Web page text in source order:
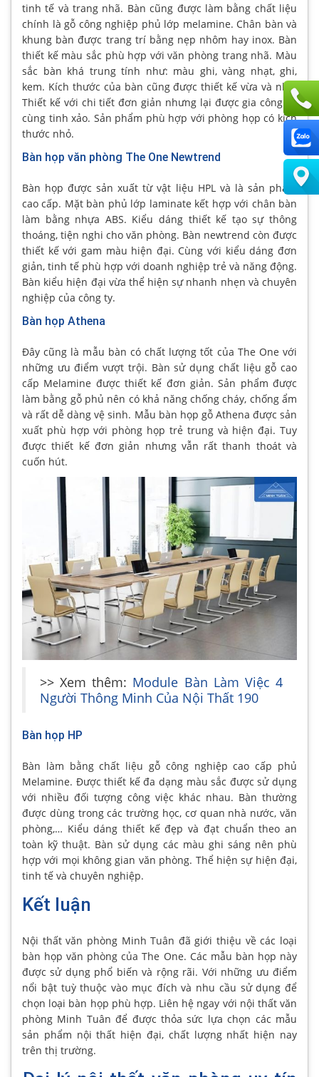
tinh tế và trang nhã. Bàn cũng được làm bằng chất liệu
chính là gỗ công nghiệp phủ lớp melamine. Chân bàn và
khung bàn được trang trí bằng nẹp nhôm hay inox. Bàn
thiết kế màu sắc phù hợp với văn phòng trang nhã. Màu
sắc bàn khá trung tính như: màu ghi, vàng nhạt, ghi,
kem. Kích thước của bàn cũng được thiết kế vừa và nhỏ.
Thiết kế với chi tiết đơn giản nhưng lại được gia công vô
cùng tinh xảo. Sản phẩm phù hợp với phòng họp có kích
thước nhỏ.
Bàn họp văn phòng The One Newtrend
Bàn họp được sản xuất từ vật liệu HPL và là sản phẩm
cao cấp. Mặt bàn phủ lớp laminate kết hợp với chân bàn
làm bằng nhựa ABS. Kiểu dáng thiết kế tạo sự thông
thoáng, tiện nghi cho văn phòng. Bàn newtrend còn được
thiết kế với gam màu hiện đại. Cùng với kiểu dáng đơn
giản, tinh tế phù hợp với doanh nghiệp trẻ và năng động.
Bàn kiểu hiện đại vừa thể hiện sự nhanh nhẹn và chuyên
nghiệp của công ty.
Bàn họp Athena
Đây cũng là mẫu bàn có chất lượng tốt của The One với
những ưu điểm vượt trội. Bàn sử dụng chất liệu gỗ cao
cấp Melamine được thiết kế đơn giản. Sản phẩm được
làm bằng gỗ phủ nên có khả năng chống cháy, chống ẩm
và rất dễ dàng vệ sinh. Mẫu bàn họp gỗ Athena được sản
xuất phù hợp với phòng họp trẻ trung và hiện đại. Tuy
được thiết kế đơn giản nhưng vẫn rất thanh thoát và
cuốn hút.
>> Xem thêm: Module Bàn Làm Việc 4
Người Thông Minh Của Nội Thất 190
Bàn họp HP
Bàn làm bằng chất liệu gỗ công nghiệp cao cấp phủ
Melamine. Được thiết kế đa dạng màu sắc được sử dụng
với nhiều đối tượng công việc khác nhau. Bàn thường
được dùng trong các trường học, cơ quan nhà nước, văn
phòng,… Kiểu dáng thiết kế đẹp và đạt chuẩn theo an
toàn kỹ thuật. Bàn sử dụng các màu ghi sáng nên phù
hợp với mọi không gian văn phòng. Thể hiện sự hiện đại,
tinh tế và chuyên nghiệp.
Kết luận
Nội thất văn phòng Minh Tuân đã giới thiệu về các loại
bàn họp văn phòng của The One. Các mẫu bàn họp này
được sử dụng phổ biến và rộng rãi. Với những ưu điểm
nổi bật tuỳ thuộc vào mục đích và nhu cầu sử dụng để
chọn loại bàn họp phù hợp. Liên hệ ngay với nội thất văn
phòng Minh Tuân để được thỏa sức lựa chọn các mẫu
sản phẩm nội thất hiện đại, chất lượng nhất hiện nay
trên thị trường.